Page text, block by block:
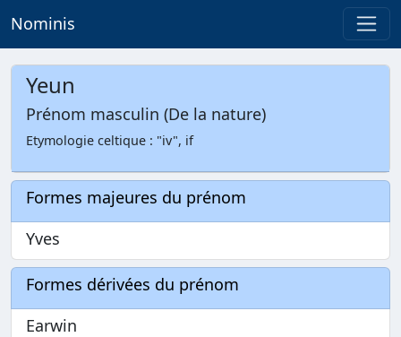
Nominis
Yeun
Prénom masculin (De la nature)
Etymologie celtique : "iv", if
Formes majeures du prénom
Yves
Formes dérivées du prénom
Earwin